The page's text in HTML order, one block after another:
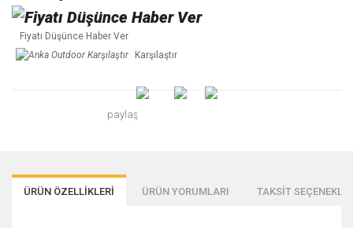
Fiyatı Düşünce Haber Ver
Karşılaştır
paylaş
ÜRÜN ÖZELLİKLERİ ÜRÜN YORUMLARI TAKSİT